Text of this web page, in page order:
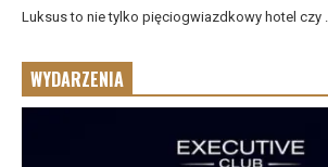
Luksus to nie tylko pięciogwiazdkowy hotel czy ...
WYDARZENIA